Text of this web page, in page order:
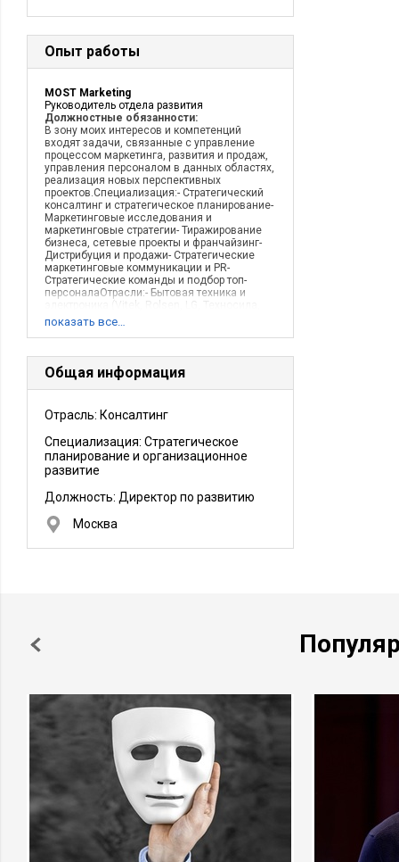
Опыт работы
MOST Marketing
Руководитель отдела развития
Должностные обязанности:
В зону моих интересов и компетенций
входят задачи, связанные с управление
процессом маркетинга, развития и продаж,
управления персоналом в данных областях,
реализация новых перспективных
проектов.Специализация:- Стратегический
консалтинг и стратегическое планирование-
Маркетинговые исследования и
маркетинговые стратегии- Тиражирование
бизнеса, сетевые проекты и франчайзинг-
Дистрибуция и продажи- Стратегические
маркетинговые коммуникации и PR-
Стратегические команды и подбор топ-
персоналаОтрасли:- Бытовая техника и
Ultra)- Потребительские рынки (одежда,
Главстрой)- Строительные материалы и
конструкции
Описание деятельности компании:
marketing – первая в России сервисная
стратегии и развития бизнеса,
продажами. Мы работаем на рынке
управленческого консалтинга с 2003 года,
реализовано более 100 комплексных
проектов.
показать все…
Общая информация
Отрасль: Консалтинг
Специализация: Стратегическое
планирование и организационное
развитие
Должность: Директор по развитию
Москва